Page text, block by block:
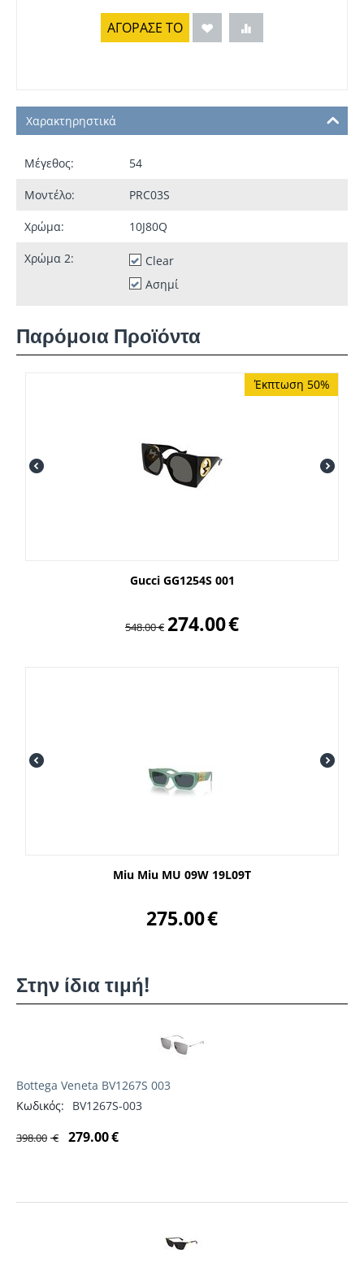
ΑΓΟΡΑΣΕ ΤΟ
Χαρακτηρηστικά
Μέγεθος: 54
Μοντέλο: PRC03S
Χρώμα: 10J80Q
Χρώμα 2:
Clear
Ασημί
Παρόμοια Προϊόντα
Έκπτωση 50%
Gucci GG1254S 001
548.00€ 274.00€
Miu Miu MU 09W 19L09T
275.00€
Στην ίδια τιμή!
Bottega Veneta BV1267S 003
Κωδικός:
BV1267S-003
398.00 € 279.00€